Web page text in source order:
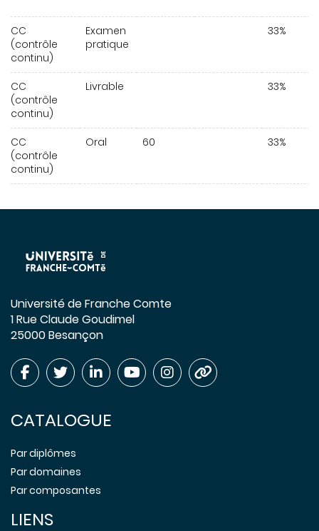
CC
(contrôle
continu)
Examen
pratique
33%
CC
(contrôle
continu)
Livrable 33%
CC
(contrôle
continu)
Oral 60 33%
Université de Franche Comte
1 Rue Claude Goudimel
25000 Besançon
CATALOGUE
Par diplômes
Par domaines
Par composantes
LIENS